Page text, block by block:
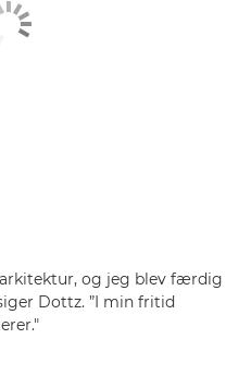
og jeg blev færdig
Dottz. ”I min fritid